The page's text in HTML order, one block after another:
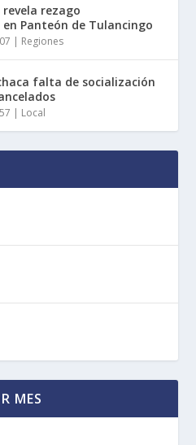
rezago
Panteón de Tulancingo
| Regiones
falta de socialización
| Local
MES